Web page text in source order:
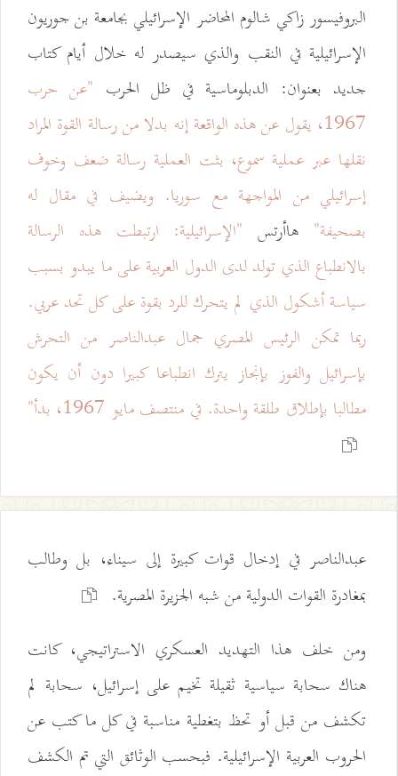
البروفيسور زاکي شالوم المحاضر الإسرائيلي بجامعة بن جوريون
الإسرائيلية في النقب والذي سيصدر له خلال أيام كتاب
جديد بعنوان: الدبلوماسية في ظل الحرب "عن حرب
1967، يقول عن هذه الواقعة إنه بدلا من رسالة القوة المراد
نقلها عبر عملية سموع، بثت العملية رسالة ضعف وخوف
إسرائيلي من المواجهة مع سوريا. ويضيف في مقال له
بصحيفة" هاأرتس "الإسرائيلية: ارتبطت هذه الرسالة
بالانطباع الذي تولد لدى الدول العربية على ما يبدو بسبب
سياسة أشكول الذي لم يتحرك للرد بقوة على كل تحد عربي.
ربما تمكن الرئيس المصري جمال عبدالناصر من التحرش
بإسرائيل والفوز بإنجاز يترك انطباعا كبيرا دون أن يكون
مطالبا بإطلاق طلقة واحدة. في منتصف مايو 1967، بدأ"
عبدالناصر في إدخال قوات كبيرة إلى سيناء، بل وطالب
بمغادرة القوات الدولية من شبه الجزيرة المصرية.
ومن خلف هذا التهديد العسكري الاستراتيجي، كانت
هناك سحابة سياسية ثقيلة تخيم على إسرائيل، سحابة لم
تكشف من قبل أو تحظ بتغطية مناسبة في كل ما كتب عن
الحروب العربية الإسرائيلية. فبحسب الوثائق التي تم الكشف